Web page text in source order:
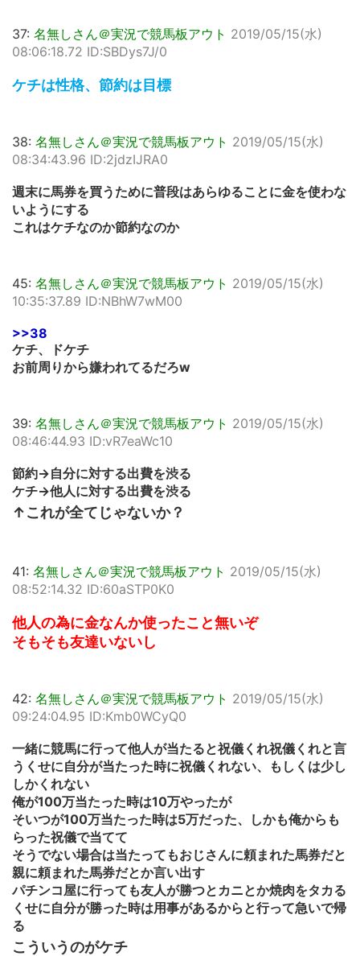
37: 名無しさん＠実況で競馬板アウト 2019/05/15(水)
08:06:18.72 ID:SBDys7J/0
ケチは性格、節約は目標
38: 名無しさん＠実況で競馬板アウト 2019/05/15(水)
08:34:43.96 ID:2jdzIJRA0
週末に馬券を買うために普段はあらゆることに金を使わな
いようにする
これはケチなのか節約なのか
45: 名無しさん＠実況で競馬板アウト 2019/05/15(水)
10:35:37.89 ID:NBhW7wM00
>>38
ケチ、ドケチ
お前周りから嫌われてるだろw
39: 名無しさん＠実況で競馬板アウト 2019/05/15(水)
08:46:44.93 ID:vR7eaWc10
節約→自分に対する出費を渋る
ケチ→他人に対する出費を渋る
↑これが全てじゃないか？
41: 名無しさん＠実況で競馬板アウト 2019/05/15(水)
08:52:14.32 ID:60aSTP0K0
他人の為に金なんか使ったこと無いぞ
そもそも友達いないし
42: 名無しさん＠実況で競馬板アウト 2019/05/15(水)
09:24:04.95 ID:Kmb0WCyQ0
一緒に競馬に行って他人が当たると祝儀くれ祝儀くれと言
うくせに自分が当たった時に祝儀くれない、もしくは少し
しかくれない
俺が100万当たった時は10万やったが
そいつが100万当たった時は5万だった、しかも俺からも
らった祝儀で当てて
そうでない場合は当たってもおじさんに頼まれた馬券だと
親に頼まれた馬券だとか言い出す
パチンコ屋に行っても友人が勝つとカニとか焼肉をタカる
くせに自分が勝った時は用事があるからと行って急いで帰
る
こういうのがケチ